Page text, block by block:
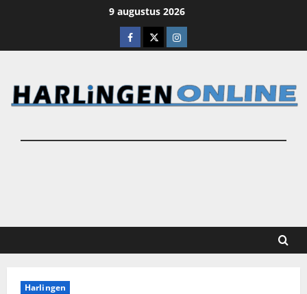
9 augustus 2026
Facebook
X Instagram
Harlingen